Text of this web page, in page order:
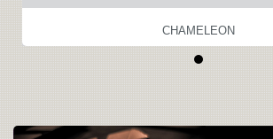
CHAMELEON